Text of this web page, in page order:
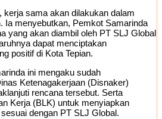
kerja sama akan dilakukan dalam
Ia menyebutkan, Pemkot Samarinda
yang akan diambil oleh PT SLJ Global
dapat menciptakan
positif di Kota Tepian.
ini mengaku sudah
Ketenagakerjaan (Disnaker)
rencana tersebut. Serta
Kerja (BLK) untuk menyiapkan
dengan PT SLJ Global.